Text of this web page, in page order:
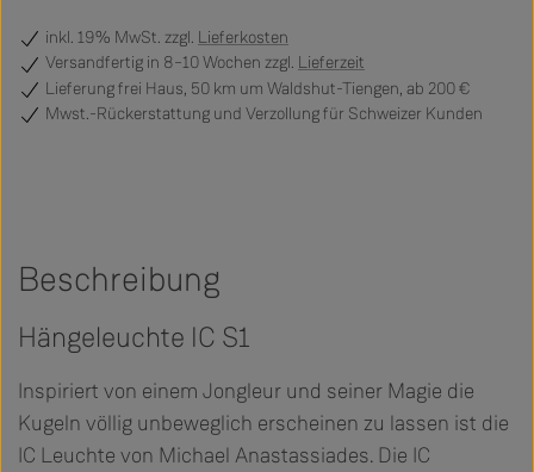
inkl. 19% MwSt. zzgl. Lieferkosten
Versandfertig in 8–10 Wochen zzgl. Lieferzeit
Lieferung frei Haus, 50 km um Waldshut-Tiengen, ab 200 €
Mwst.-Rückerstattung und Verzollung für Schweizer Kunden
Beschreibung
Hängeleuchte IC S1
Inspiriert von einem Jongleur und seiner Magie die
Kugeln völlig unbeweglich erscheinen zu lassen ist die
IC Leuchte von Michael Anastassiades. Die IC